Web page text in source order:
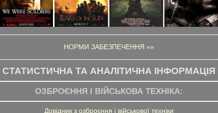
НОРМИ ЗАБЕЗПЕЧЕННЯ »»
СТАТИСТИЧНА ТА АНАЛІТИЧНА ІНФОРМАЦІЯ
ОЗБРОЄННЯ І ВІЙСЬКОВА ТЕХНІКА:
Довідник з озброєння і військової техніки